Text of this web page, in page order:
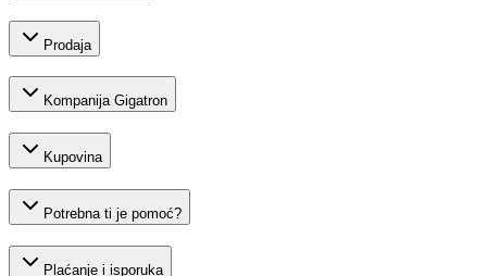
Prodaja
Kompanija Gigatron
Kupovina
Potrebna ti je pomoć?
Plaćanje i isporuka